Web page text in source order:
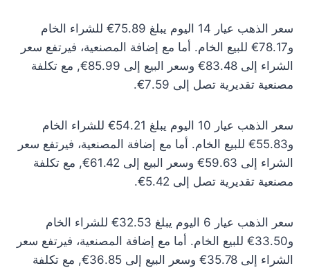
سعر الذهب عيار 14 اليوم يبلغ 75.89€ للشراء الخام
و78.17€ للبيع الخام. أما مع إضافة المصنعية، فيرتفع سعر
الشراء إلى 83.48€ وسعر البيع إلى 85.99€, مع تكلفة
مصنعية تقديرية تصل إلى 7.59€.
سعر الذهب عيار 10 اليوم يبلغ 54.21€ للشراء الخام
و55.83€ للبيع الخام. أما مع إضافة المصنعية، فيرتفع سعر
الشراء إلى 59.63€ وسعر البيع إلى 61.42€, مع تكلفة
مصنعية تقديرية تصل إلى 5.42€.
سعر الذهب عيار 6 اليوم يبلغ 32.53€ للشراء الخام
و33.50€ للبيع الخام. أما مع إضافة المصنعية، فيرتفع سعر
الشراء إلى 35.78€ وسعر البيع إلى 36.85€, مع تكلفة